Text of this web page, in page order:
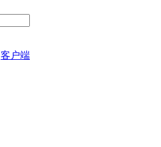
客户端